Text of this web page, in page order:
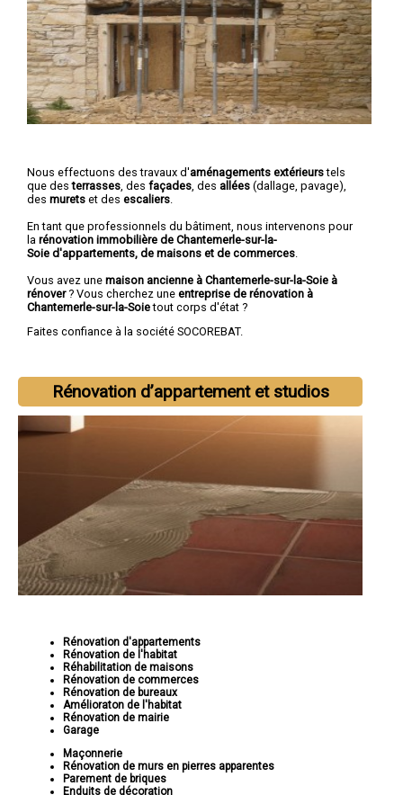
Nous effectuons des travaux d'aménagements extérieurstels
que desterrasses , des façades , des allées (dallage, pavage),
des murets et des escaliers
En tant que professionnels du bâtiment, nous intervenons pour
la rénovation immobilière de Chantemerle-sur-la-
Soie d'appartements, de maisons et de commerces
Vous avez une maison ancienne à Chantemerle-sur-la-Soie à
rénover? Vous cherchez une entreprise de rénovation à
Chantemerle-sur-la-Soietout corps d'état ?
Faites confiance à la société SOCOREBAT.
Rénovation d’appartement et studios
Rénovation d'appartements
Rénovation de l'habitat
Réhabilitation de maisons
Rénovation de commerces
Rénovation de bureaux
Amélioraton de l'habitat
Rénovation de mairie
Garage
Maçonnerie
Rénovation de murs en pierres apparentes
Parement de briques
Enduits de décoration